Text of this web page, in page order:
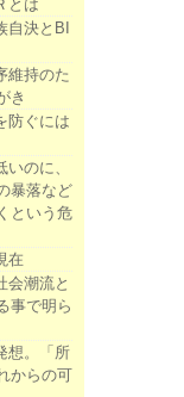
とは
自決とBI
維持のた
き
防ぐには
のに、
暴落など
という危
在
会潮流と
事で明ら
想。「所
からの可